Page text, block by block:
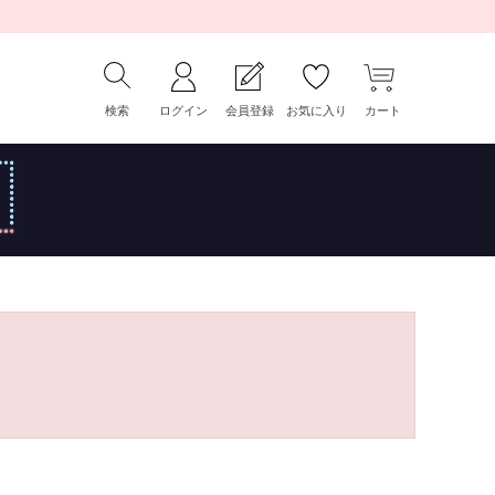
検索 ログイン 会員登録 お気に入り カート